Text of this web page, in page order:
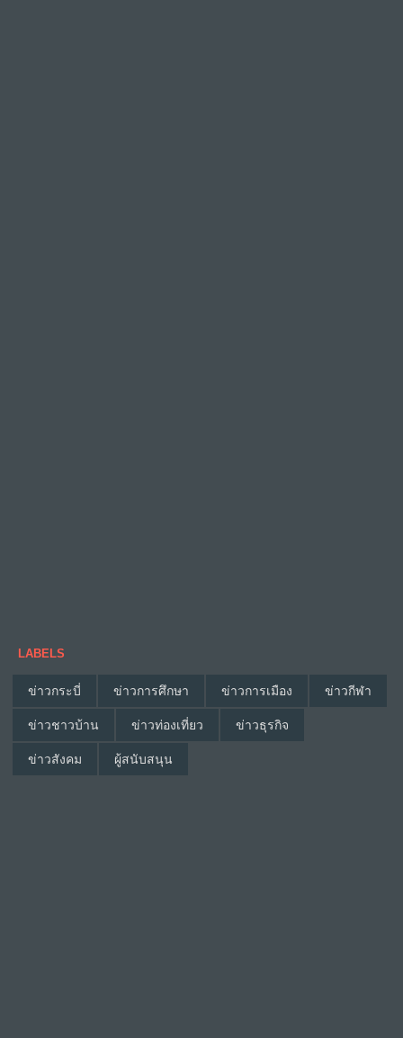
LABELS
ข่าวกระบี่ ข่าวการศึกษา ข่าวการเมือง ข่าวกีฬา
ข่าวชาวบ้าน ข่าวท่องเที่ยว ข่าวธุรกิจ
ข่าวสังคม ผู้สนับสนุน